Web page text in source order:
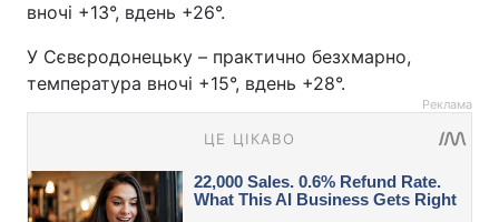
вночі +13°, вдень +26°.
У Сєвєродонецьку – практично безхмарно,
температура вночі +15°, вдень +28°.
Реклама